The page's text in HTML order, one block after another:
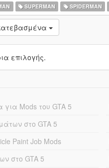
SUPERMAN SPIDERMAN
επιλογής.
Mods του GTA 5
στο GTA 5
Paint Job Mods
στο GTA 5